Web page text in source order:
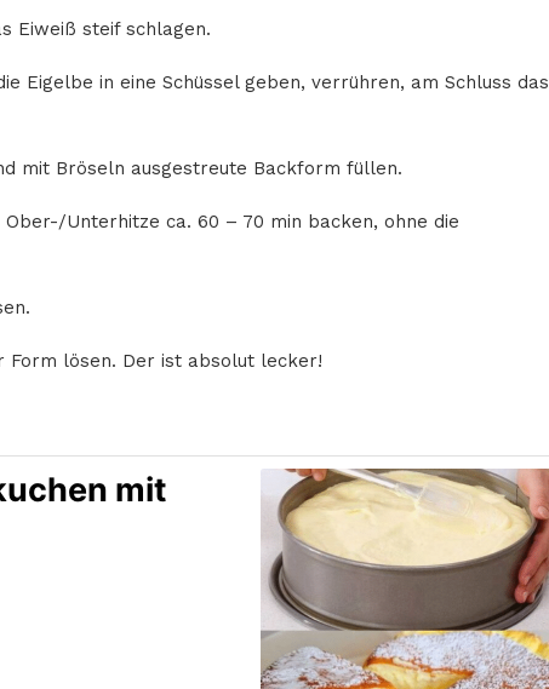
Eiweiß steif schlagen.
Eigelbe in eine Schüssel geben, verrühren, am Schluss das
mit Bröseln ausgestreute Backform füllen.
Unterhitze ca. 60 – 70 min backen, ohne die
lösen. Der ist absolut lecker!
mit